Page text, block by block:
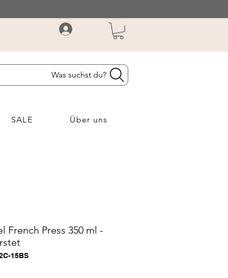
Was suchst du?
SALE Über uns
French Press 350 ml -
15BS